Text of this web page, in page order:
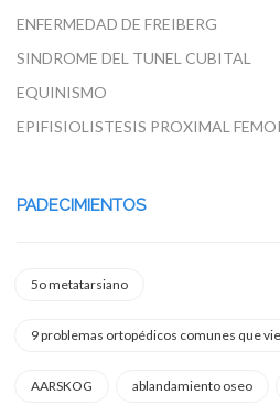
ENFERMEDAD DE FREIBERG
SINDROME DEL TUNEL CUBITAL
EQUINISMO
EPIFISIOLISTESIS PROXIMAL
PADECIMIENTOS
5o metatarsiano
9 problemas ortopédicos comunes que
AARSKOG ablandamiento oseo